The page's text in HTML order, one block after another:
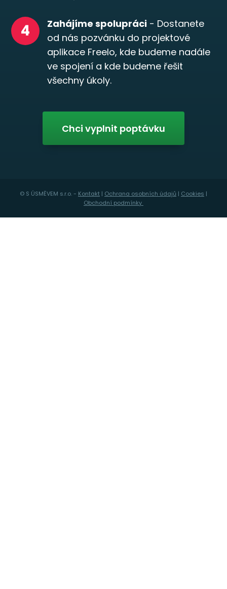
4 Zahájíme spolupráci - Dostanete
od nás pozvánku do projektové
aplikace Freelo, kde budeme nadále
ve spojení a kde budeme řešit
všechny úkoly.
Chci vyplnit poptávku
© S ÚSMĚVEM s.r.o. - Kontakt | Ochrana osobních údajů | Cookies |
Obchodní podmínky